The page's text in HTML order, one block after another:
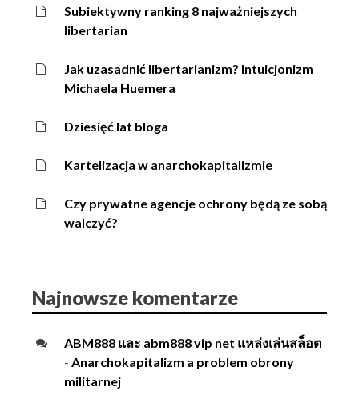
Subiektywny ranking 8 najważniejszych
libertarian
Jak uzasadnić libertarianizm? Intuicjonizm
Michaela Huemera
Dziesięć lat bloga
Kartelizacja w anarchokapitalizmie
Czy prywatne agencje ochrony będą ze sobą
walczyć?
Najnowsze komentarze
ABM888 และ abm888 vip net แหล่งเล่นสล็อต
- Anarchokapitalizm a problem obrony
militarnej